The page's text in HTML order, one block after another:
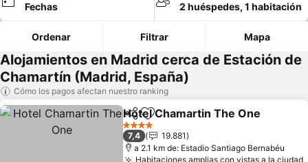
Fechas 2 huéspedes, 1 habitación
Ordenar Filtrar Mapa
Alojamientos en Madrid cerca de Estación de
Chamartín (Madrid, España)
Cómo los pagos afectan nuestro ranking
CompartirAgregar a favoritos
Hotel Chamartin The One
4 Estrellas
7,4
19.881
a 2.1 km de: Estadio Santiago Bernabéu
Habitaciones amplias con vistas a la ciudad